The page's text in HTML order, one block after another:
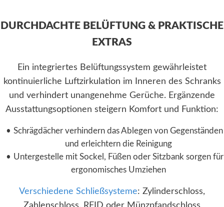
DURCHDACHTE BELÜFTUNG & PRAKTISCHE
EXTRAS
Ein integriertes Belüftungssystem gewährleistet
kontinuierliche Luftzirkulation im Inneren des Schranks
und verhindert unangenehme Gerüche. Ergänzende
Ausstattungsoptionen steigern Komfort und Funktion:
Schrägdächer verhindern das Ablegen von Gegenständen
und erleichtern die Reinigung
Untergestelle mit Sockel, Füßen oder Sitzbank sorgen für
ergonomisches Umziehen
Verschiedene Schließsysteme: Zylinderschloss,